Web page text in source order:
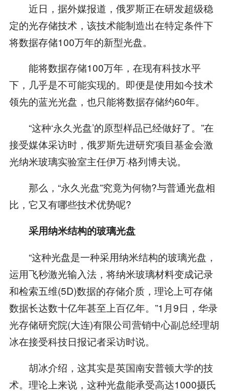
近日，据外媒报道，俄罗斯正在研发超级稳
定的光存储技术，该技术能制造出在特定条件下
将数据存储100万年的新型光盘。
能将数据存储100万年，在现有科技水平
下，几乎是不可能实现的。即便是使用如今技术
领先的蓝光光盘，也只能将数据存储约60年。
“这种‘永久光盘’的原型样品已经做好了。”在
接受媒体采访时，俄罗斯先进研究项目基金会激
光纳米玻璃实验室主任伊万·格列博夫说。
那么，“永久光盘”究竟为何物?与普通光盘相
比，它又有哪些技术优势呢?
采用纳米结构的玻璃光盘
“这种光盘是一种采用纳米结构的玻璃光盘，
运用飞秒激光输入法，将纳米玻璃材料变成记录
和检索五维(5D)数据的存储介质，理论上可存储
数据长达数十亿年甚至上百亿年。”1月9日，华录
光存储研究院(大连)有限公司营销中心副总经理胡
冰在接受科技日报记者采访时说。
胡冰介绍，这其实是英国南安普顿大学的技
术。理论上来说，这种光盘能承受高达1000摄氏